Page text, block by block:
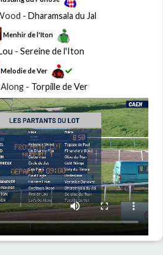
- Dharamsala du Jal
Menhir de l'Iton
- Sereine de l'Iton
Melodie de Ver
- Torpille de Ver